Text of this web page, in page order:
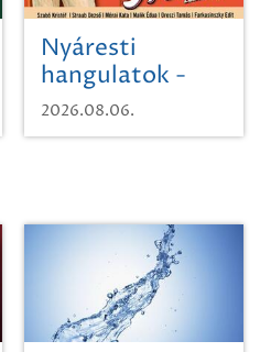
Nyáresti
hangulatok -
Mágnás Miska
2026.08.06.